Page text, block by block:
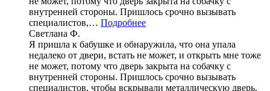
внутренней стороны. Пришлось срочно вызывать
специалистов,… Подробнее
Светлана Ф.
Я пришла к бабушке и обнаружила, что она упала
недалеко от двери, встать не может, и открыть мне тоже
не может, потому что дверь закрыта на собачку с
внутренней стороны. Пришлось срочно вызывать
специалистов, чтобы вскрывали металлическую дверь.